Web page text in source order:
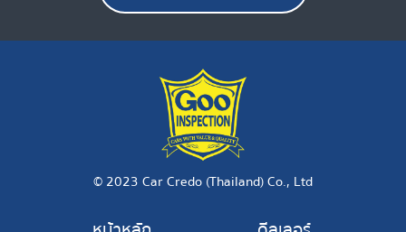
© 2023 Car Credo (Thailand) Co., Ltd